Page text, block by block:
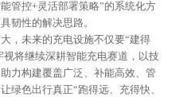
管控+灵活部署策略”的系统化方
韧性的解决思路。
，未来的充电设施不仅要“建得
视将继续深耕智能充电赛道，以技
力构建覆盖广泛、补能高效、管
绿色出行真正“跑得远、充得快、